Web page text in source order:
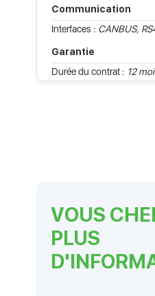
Communication
Interfaces : CANBUS,
Garantie
Durée du contrat : 12
VOUS
PLUS